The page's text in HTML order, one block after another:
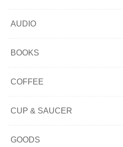
AUDIO
BOOKS
COFFEE
CUP & SAUCER
GOODS